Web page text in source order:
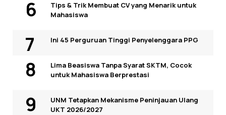
Tips & Trik Membuat CV yang Menarik untuk
Mahasiswa
Ini 45 Perguruan Tinggi Penyelenggara PPG
Lima Beasiswa Tanpa Syarat SKTM, Cocok
untuk Mahasiswa Berprestasi
UNM Tetapkan Mekanisme Peninjauan Ulang
UKT 2026/2027